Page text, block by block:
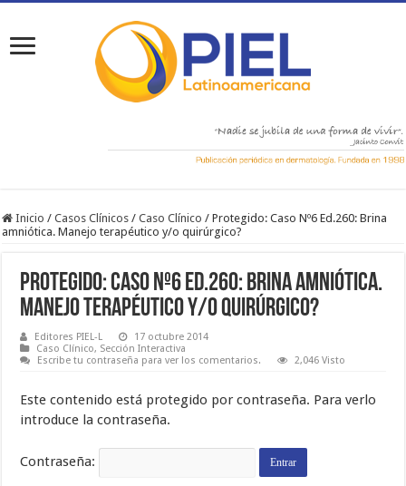
Inicio / Casos Clínicos / Caso Clínico / Protegido: Caso Nº6 Ed.260: Brina
amniótica. Manejo terapéutico y/o quirúrgico?
Protegido: Caso Nº6 Ed.260: Brina amniótica.
Manejo terapéutico y/o quirúrgico?
Editores PIEL-L
17 octubre 2014
Caso Clínico, Sección Interactiva
Escribe tu contraseña para ver los comentarios.
2,046 Visto
Este contenido está protegido por contraseña. Para verlo
introduce la contraseña.
Contraseña: